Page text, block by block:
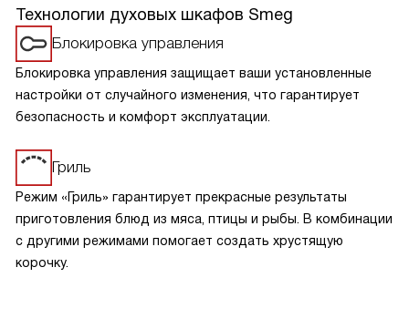
Технологии духовых шкафов Smeg
Блокировка управления
Блокировка управления защищает ваши установленные
настройки от случайного изменения, что гарантирует
безопасность и комфорт эксплуатации.
Гриль
Режим «Гриль» гарантирует прекрасные результаты
приготовления блюд из мяса, птицы и рыбы. В комбинации
с другими режимами помогает создать хрустящую
корочку.